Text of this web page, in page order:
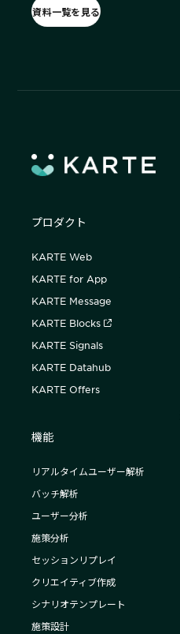
資料一覧を見る
プロダクト
KARTE Web
KARTE for App
KARTE Message
KARTE Blocks
KARTE Signals
KARTE Datahub
KARTE Offers
機能
リアルタイムユーザー解析
バッチ解析
ユーザー分析
施策分析
セッションリプレイ
クリエイティブ作成
シナリオテンプレート
施策設計